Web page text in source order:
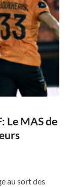
Le MAS de
au sort des